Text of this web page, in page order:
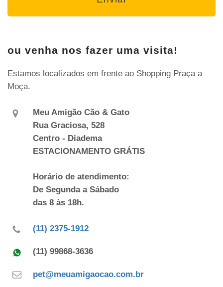
ou venha nos fazer uma visita!
Estamos localizados em frente ao Shopping Praça a
Moça.
Meu Amigão Cão & Gato
Rua Graciosa, 528
Centro - Diadema
ESTACIONAMENTO GRÁTIS
Horário de atendimento:
De Segunda a Sábado
das 8 às 18h.
(11) 2375-1912
(11) 99868-3636
pet@meuamigaocao.com.br